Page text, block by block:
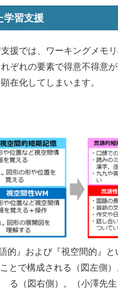
学習支援
援では、ワーキングメモ
ぞれの要素で得意不得意
在化してしまいます。
』および『視空間的』と
とで構成される（図左側
る（図右側）。（小澤先生